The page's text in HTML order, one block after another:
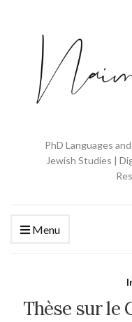
PhD Languages
Jewish Studies |
Menu
Thèse sur le